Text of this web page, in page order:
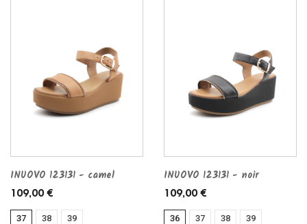
INUOVO 123131 - camel
109,00 €
37 38 39
INUOVO 123131 - noir
109,00 €
36 37 38 39